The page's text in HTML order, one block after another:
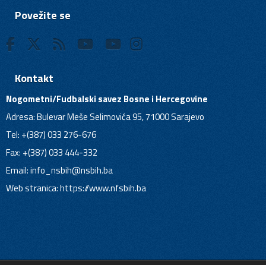
Povežite se
Kontakt
Nogometni/Fudbalski savez Bosne i Hercegovine
Adresa: Bulevar Meše Selimovića 95, 71000 Sarajevo
Tel: +(387) 033 276-676
Fax: +(387) 033 444-332
Email:info_nsbih@nsbih.ba
Web stranica: https://www.nfsbih.ba